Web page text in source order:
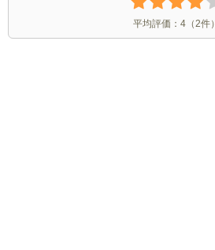
平均評価： 4 （2件）